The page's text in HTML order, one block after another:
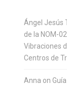
Ángel Jesús
de la NOM-
Vibraciones
Centros de
Anna on